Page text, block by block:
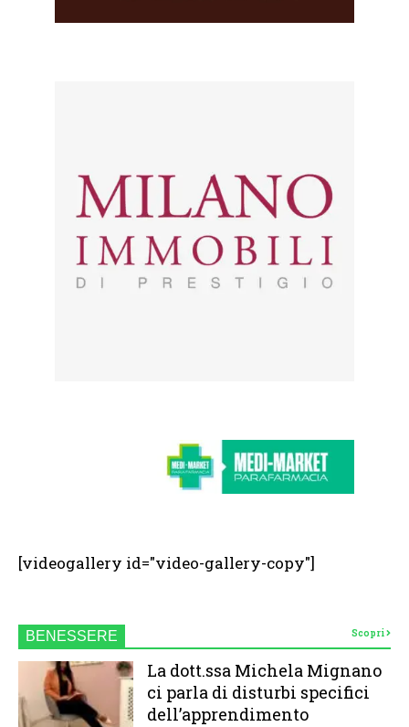
[videogallery id="video-gallery-copy"]
BENESSERE Scopri
La dott.ssa Michela Mignano
ci parla di disturbi specifici
dell’apprendimento